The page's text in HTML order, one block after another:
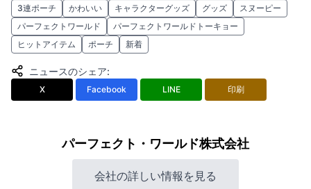
3連ポーチ かわいい キャラクターグッズ グッズ
スヌーピー
パーフェクトワールド
パーフェクトワールドトーキョー
ヒットアイテム
ポーチ 新着
ニュースのシェア:
X Facebook LINE 印刷
パーフェクト・ワールド株式会社
会社の詳しい情報を見る